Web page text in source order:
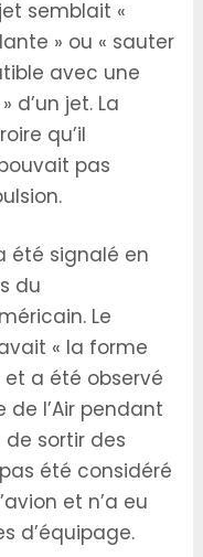
semblait «
» ou « sauter
avec une
d’un jet. La
qu’il
pas
été signalé en
du
Le
« la forme
et a été observé
de l’Air pendant
sortir des
été considéré
et n’a eu
d’équipage.